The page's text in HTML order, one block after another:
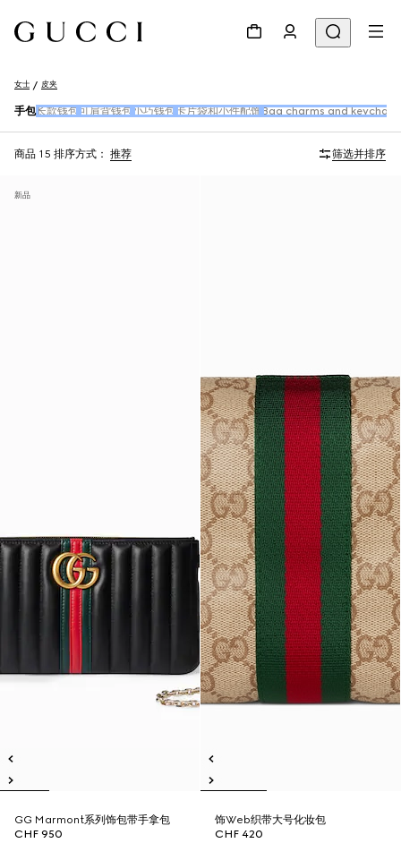
女士 皮夹
手包长款钱包 可肩背钱包 小巧钱包 卡片袋和小件配饰 Bag charms and
商品 15 排序方式： 推荐 筛选并排序
新品
GG Marmont系列饰包带手拿包
CHF 950
饰Web织带大号化妆包
CHF 420